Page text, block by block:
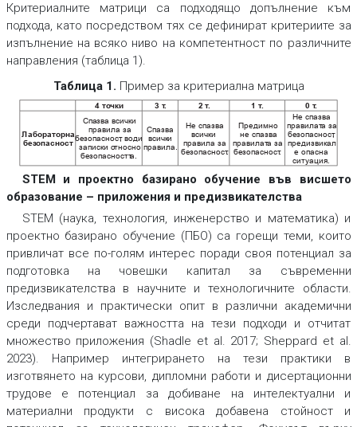
Критериалните матрици са подходящо допълнение към
подхода, като посредством тях се дефинират критериите за
изпълнение на всяко ниво на компетентност по различните
направления (таблица 1).
Таблица 1. Пример за критериална матрица
4 точки 3 т. 2 т. 1 т. 0 т.
Лабораторна
безопасност
Спазва всички
правила за
безопасност, води
записки относно
безопасността.
Спазва
всички
правила.
Не спазва
всички
правила за
безопасност.
Предимно
не спазва
правилата за
безопасност.
Не спазва
правилата за
безопасност,
предизвикал
е опасна
ситуация.
STEM и проектно базирано обучение във висшето
образование – приложения и предизвикателства
STEM (наука, технология, инженерство и математика) и
проектно базирано обучение (ПБО) са горещи теми, които
привличат все по-голям интерес поради своя потенциал за
подготовка на човешки капитал за съвременни
предизвикателства в научните и технологичните области.
Изследвания и практически опит в различни академични
среди подчертават важността на тези подходи и отчитат
множество приложения (Shadle et al. 2017; Sheppard et al.
2023). Например интегрирането на тези практики в
изготвянето на курсови, дипломни работи и дисертационни
трудове е потенциал за добиване на интелектуални и
материални продукти с висока добавена стойност и